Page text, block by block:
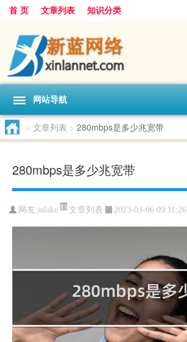
首 页 文章列表 知识分类
网站导航
> 文章列表 > 280mbps是多少兆宽带
280mbps是多少兆宽带
网友:sslake 文章列表 2023-03-06 09:11:26